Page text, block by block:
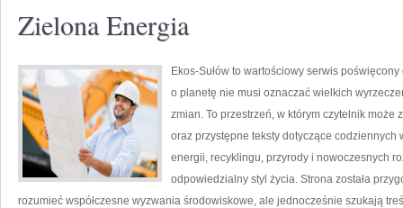
Zielona Energia
Ekos-Sułów to wartościowy serwis
o planetę nie musi oznaczać wielkich
zmian. To przestrzeń, w którym czytelnik
oraz przystępne teksty dotyczące
energii, recyklingu, przyrody i nowoczesnych
odpowiedzialny styl życia. Strona została
rozumieć współczesne wyzwania środowiskowe, ale jednocześnie szukają